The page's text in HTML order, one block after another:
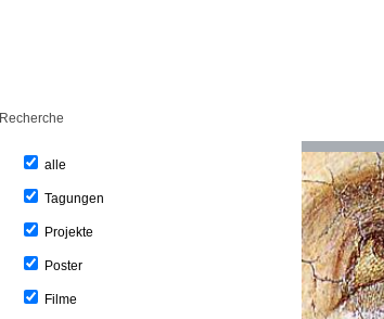
Recherche
alle
Tagungen
Projekte
Poster
Filme